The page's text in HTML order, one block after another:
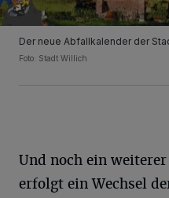
Der neue Abfallkalender der
Foto: Stadt Willich
Und noch ein
erfolgt ein Wechsel